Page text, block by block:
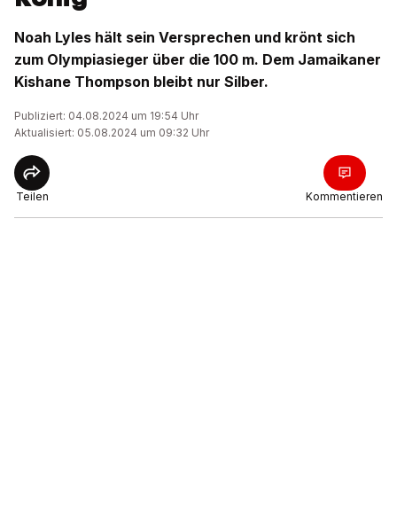
Noah Lyles hält sein Versprechen und krönt sich
zum Olympiasieger über die 100 m. Dem Jamaikaner
Kishane Thompson bleibt nur Silber.
Publiziert: 04.08.2024 um 19:54 Uhr
Aktualisiert: 05.08.2024 um 09:32 Uhr
Teilen Kommentieren